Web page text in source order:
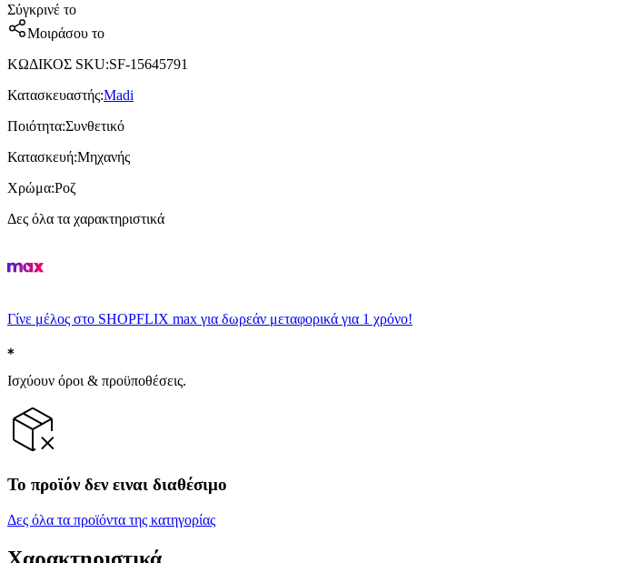
Σύγκρινέ το
Μοιράσου το
ΚΩΔΙΚΟΣ SKU:SF-15645791
Κατασκευαστής:Madi
Ποιότητα:Συνθετικό
Κατασκευή:Μηχανής
Χρώμα:Ροζ
Δες όλα τα χαρακτηριστικά
Γίνε μέλος στο SHOPFLIX max για δωρεάν μεταφορικά για 1 χρόνο!
Ισχύουν όροι & προϋποθέσεις.
Το προϊόν δεν ειναι διαθέσιμο
Δες όλα τα προϊόντα της κατηγορίας